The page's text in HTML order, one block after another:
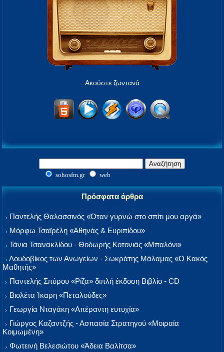
Ακούστε ζωντανά
sohosfm.gr web
Πρόσφατα άρθρα
Παντελής Θαλασσινός «Όταν γυρνώ στο σπίτι μου αργά»
Μόρφω Τσαϊρέλη «Αθηνάς & Ευριπίδου»
Τάνια Τσανακλίδου - Θοδωρής Κοτονιάς «Μπαλόνι»
Λουδοβίκος των Ανωγείων - Σωκράτης Μάλαμας «Ο Κακός
Μαθητής»
Παντελής Σπύρου «Ρίζα» διπλή έκδοση Βιβλίο - CD
Βιολέτα Ίκαρη «Πεταλούδες»
Γεωργία Νταγάκη «Aπέραντη ευτυχία»
Γιώργος Καζαντζής - Ασπασία Στρατηγού «Μοιραία
Κοιμωμένη»
Φωτεινή Βελεσιώτου «Άδεια Βαλίτσα»